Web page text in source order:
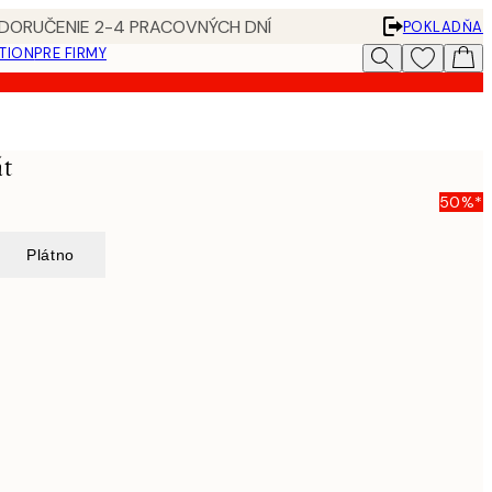
2-4 PRACOVNÝCH DNÍ
POKLADŇA
PRE FIRMY
50%*
Plátno